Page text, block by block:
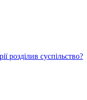
розділив суспільство?